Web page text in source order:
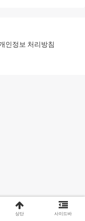
인정보 처리방침
상단 사이드바